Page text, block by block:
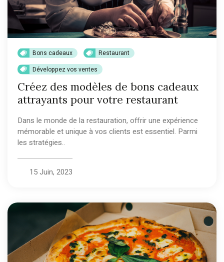
Bons cadeaux
Restaurant
Développez vos ventes
Créez des modèles de bons cadeaux
attrayants pour votre restaurant
Dans le monde de la restauration, offrir une expérience
mémorable et unique à vos clients est essentiel. Parmi
les stratégies..
15 Juin, 2023